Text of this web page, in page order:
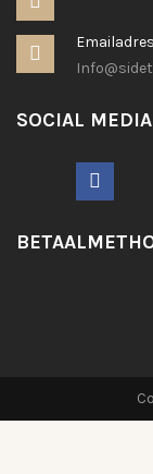
Emailadres
SOCIAL MEDIA